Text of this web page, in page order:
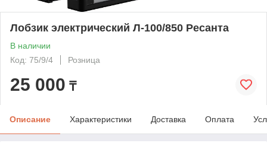
Лобзик электрический Л-100/850 Ресанта
В наличии
Код: 75/9/4
Розница
25 000 ₸
Описание Характеристики Доставка Оплата